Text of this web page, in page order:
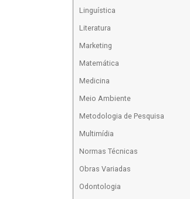
Linguística
Literatura
Marketing
Matemática
Medicina
Meio Ambiente
Metodologia de Pesquisa
Multimídia
Normas Técnicas
Obras Variadas
Odontologia